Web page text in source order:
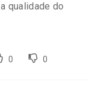
qualidade do
0 0